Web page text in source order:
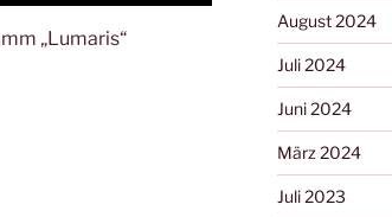
„Lumaris“
August 2024
Juli 2024
Juni 2024
März 2024
Juli 2023